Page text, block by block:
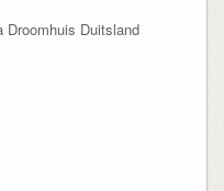
Duitsland